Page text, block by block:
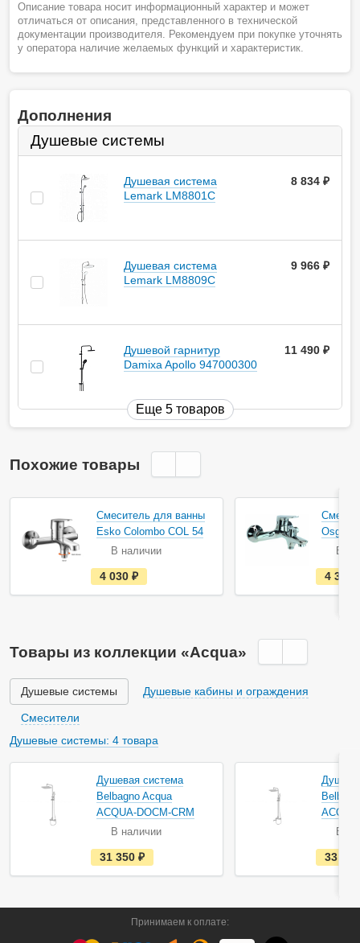
Описание товара носит информационный характер и может
отличаться от описания, представленного в технической
документации производителя. Рекомендуем при покупке уточнять
у оператора наличие желаемых функций и характеристик.
Дополнения
Душевые системы
Душевая система
Lemark LM8801C
8 834
Душевая система
Lemark LM8809C
9 966
Душевой гарнитур
Damixa Apollo 947000300
11 490
Еще 5 товаров
Похожие товары
Смеситель для ванны
Esko Colombo COL 54
В наличии
е
с
т
л
и
и
4 030
Osgard
В
4 358
Товары из коллекции «Acqua»
Душевые системы Душевые кабины и ограждения
Смесители
Душевые системы: 4 товара
Душевая система
Belbagno Acqua
ACQUA-DOCM-CRM
В наличии
е
с
т
н
а
31 350
В
33
Принимаем к оплате: